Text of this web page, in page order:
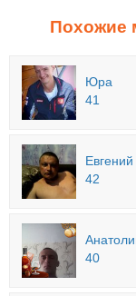
Похожие
Юра
41
Евгений
42
40